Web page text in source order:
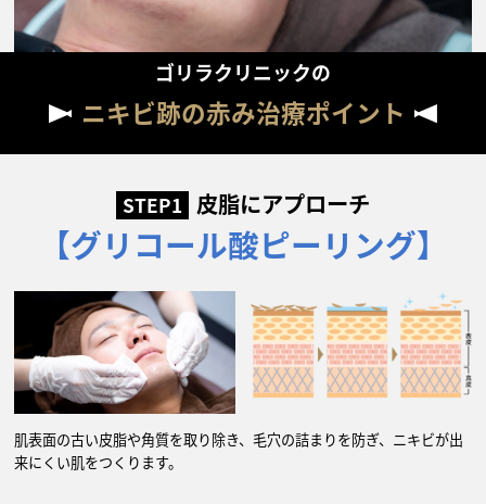
ゴリラクリニックの
ニキビ跡の赤み治療ポイント
STEP1 皮脂にアプローチ
【グリコール酸ピーリング】
肌表面の古い皮脂や角質を取り除き、毛穴の詰まりを防ぎ、ニキビが出
来にくい肌をつくります。